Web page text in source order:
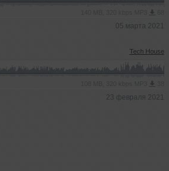
05 марта 2021
Tech House
23 февраля 2021